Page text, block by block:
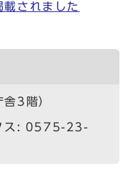
載されました
3階）
ス: 0575-23-